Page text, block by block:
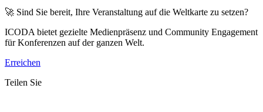
🚀 Sind Sie bereit, Ihre Veranstaltung auf die Weltkarte zu setzen?
ICODA bietet gezielte Medienpräsenz und Community Engagement
für Konferenzen auf der ganzen Welt.
Erreichen
Teilen Sie